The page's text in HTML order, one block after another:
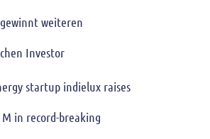
weiteren
Investor
startup indielux raises
in record-breaking